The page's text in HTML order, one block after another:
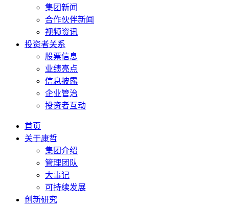
集团新闻
合作伙伴新闻
视频资讯
投资者关系
股票信息
业绩亮点
信息披露
企业管治
投资者互动
首页
关于康哲
集团介绍
管理团队
大事记
可持续发展
创新研究